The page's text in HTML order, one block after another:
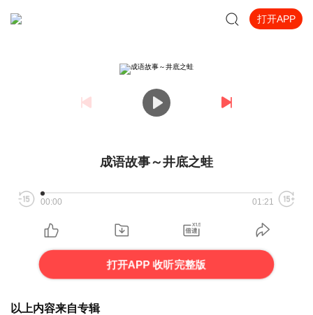
打开APP
成语故事～井底之蛙
00:00 01:21
打开APP 收听完整版
以上内容来自专辑